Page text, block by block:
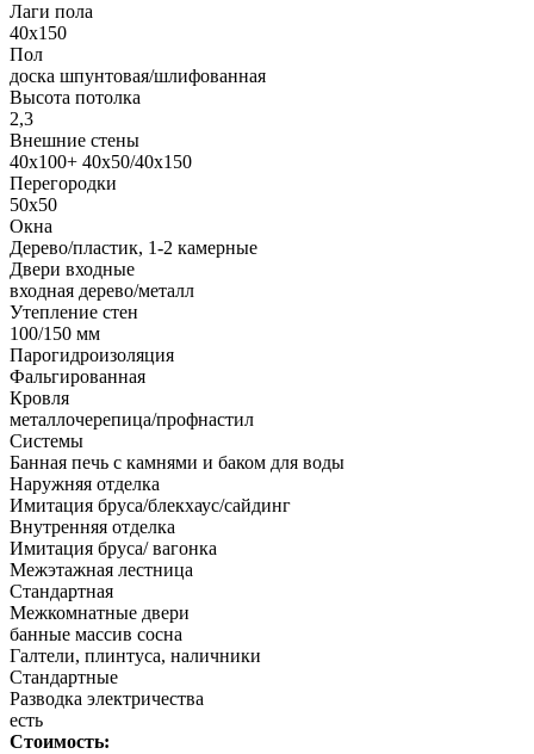
Лаги пола
40х150
Пол
доска шпунтовая/шлифованная
Высота потолка
2,3
Внешние стены
40х100+ 40х50/40х150
Перегородки
50х50
Окна
Дерево/пластик, 1-2 камерные
Двери входные
входная дерево/металл
Утепление стен
100/150 мм
Парогидроизоляция
Фальгированная
Кровля
металлочерепица/профнастил
Системы
Банная печь с камнями и баком для воды
Наружняя отделка
Имитация бруса/блекхаус/сайдинг
Внутренняя отделка
Имитация бруса/ вагонка
Межэтажная лестница
Стандартная
Межкомнатные двери
банные массив сосна
Галтели, плинтуса, наличники
Стандартные
Разводка электричества
есть
Стоимость: